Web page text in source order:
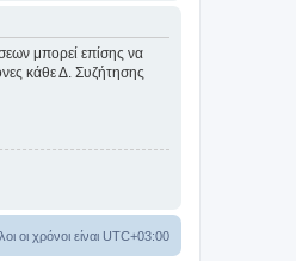
μπορεί επίσης να
κάθε Δ. Συζήτησης
οι χρόνοι είναι UTC+03:00